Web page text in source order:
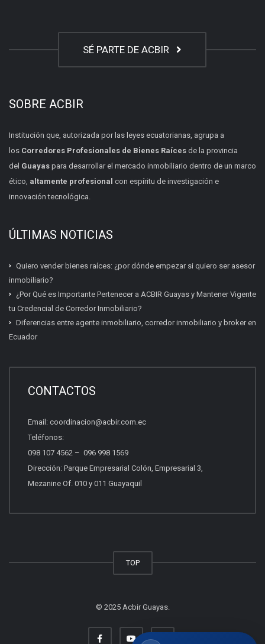
Beneficios del socio
Quiero vender propiedades
Escríbenos tu consulta.
SÉ PARTE DE ACBIR
SOBRE ACBIR
Institución que, autorizada por las leyes ecuatorianas, agrupa a
los Corredores Profesionales de Bienes Raíces de la provincia
del Guayas para desarrollar el mercado inmobiliario dentro de un marco
ético, altamente profesional con espíritu de investigación e
innovación tecnológica.
ÚLTIMAS NOTICIAS
Quiero vender bienes raíces: ¿por dónde empezar si quiero ser asesor
inmobiliario?
¿Por Qué es Importante Pertenecer a ACBIR Guayas y Mantener Vigente
tu Credencial de Corredor Inmobiliario?
Diferencias entre agente inmobiliario, corredor inmobiliario y broker en
Ecuador
CONTACTOS
Email: coordinacion@acbir.com.ec
Teléfonos:
098 107 4562 – 096 998 1569
Dirección: Parque Empresarial Colón, Empresarial 3,
Mezanine Of. 010 y 011 Guayaquil
TOP
© 2025 Acbir Guayas.